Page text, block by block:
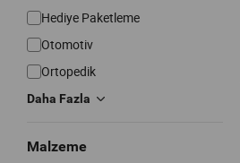
Hediye Paketleme
Otomotiv
Ortopedik
Daha Fazla
Malzeme